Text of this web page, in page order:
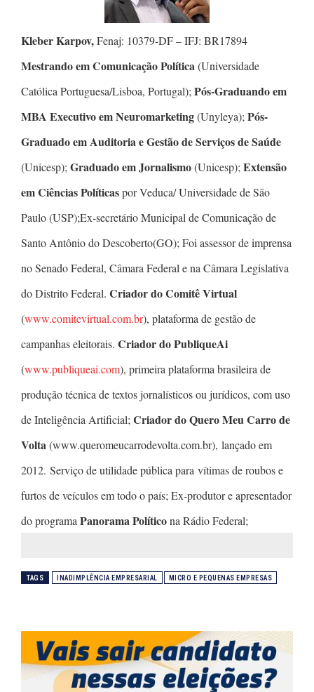
Kleber Karpov,Fenaj: 10379-DF – IFJ: BR17894
Mestrando em Comunicação Política(Universidade
Católica Portuguesa/Lisboa, Portugal);Pós-Graduando em
MBA Executivo em Neuromarketing(Unyleya);Pós-
Graduado em Auditoria e Gestão de Serviços de Saúde
(Unicesp);Graduado em Jornalismo(Unicesp);Extensão
em Ciências Políticaspor Veduca/ Universidade de São
Paulo (USP);Ex-secretário Municipal de Comunicação de
Santo Antônio do Descoberto(GO); Foi assessor de imprensa
no Senado Federal, Câmara Federal e na Câmara Legislativa
do Distrito Federal. Criador do Comitê Virtual
(www.comitevirtual.com.br), plataforma de gestão de
campanhas eleitorais. Criador do PubliqueAi
(www.publiqueai.com), primeira plataforma brasileira de
produção técnica de textos jornalísticos ou jurídicos, com uso
de Inteligência Artificial;Criador do Quero Meu Carro de
Volta(www.queromeucarrodevolta.com.br), lançado em
2012. Serviço de utilidade pública para vítimas de roubos e
furtos de veículos em todo o país; Ex-produtor e apresentador
do programaPanorama Políticona Rádio Federal;
TAGS INADIMPLÊNCIA EMPRESARIAL MICRO E PEQUENAS EMPRESAS